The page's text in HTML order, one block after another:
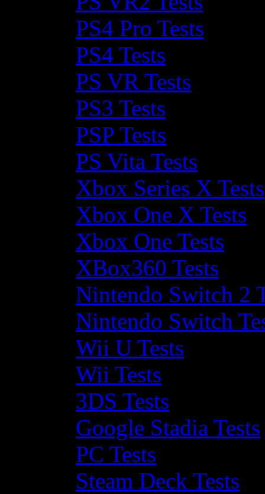
PS4 Pro Tests
PS4 Tests
PS VR Tests
PS3 Tests
PSP Tests
PS Vita Tests
Xbox Series X Tests
Xbox One X Tests
Xbox One Tests
XBox360 Tests
Nintendo Switch 2
Nintendo Switch
Wii U Tests
Wii Tests
3DS Tests
Google Stadia Tests
PC Tests
Steam Deck Tests